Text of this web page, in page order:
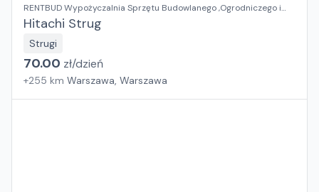
RENTBUD Wypożyczalnia Sprzętu Budowlanego ,Ogrodniczego i
Elektronarzędzi
Hitachi Strug
Strugi
70.00 zł/dzień
+255 km Warszawa, Warszawa